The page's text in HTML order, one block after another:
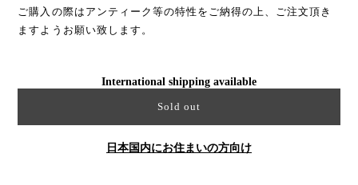
ご購入の際はアンティーク等の特性をご納得の上、ご注文頂き
ますようお願い致します。
International shipping available
Sold out
日本国内にお住まいの方向け